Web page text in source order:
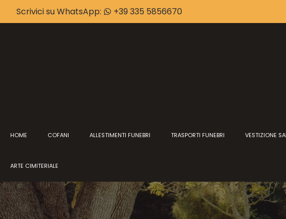
Scrivici su WhatsApp: +39 335 5856670
HOME COFANI ALLESTIMENTI FUNEBRI TRASPORTI FUNEBRI VESTIZIONE
ARTE CIMITERIALE